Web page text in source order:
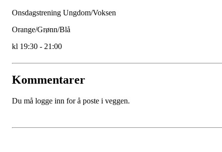
Onsdagstrening Ungdom/Voksen
Orange/Grønn/Blå
kl 19:30 - 21:00
Kommentarer
Du må logge inn for å poste i veggen.